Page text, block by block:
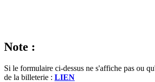
Note :
Si le formulaire ci-dessus ne s'affiche pas ou
de la billeterie : LIEN